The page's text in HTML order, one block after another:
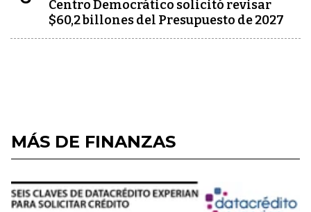
Centro Democrático solicitó revisar
$60,2 billones del Presupuesto de 2027
MÁS DE FINANZAS